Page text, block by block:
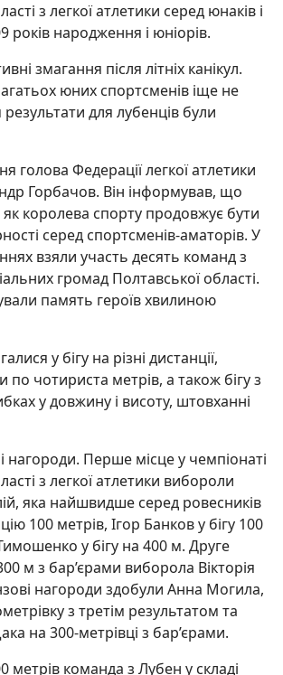
з легкої атлетики серед юнаків і
років народження і юніорів.
змагання після літніх канікул.
юних спортсменів іще не
для лубенців були
голова Федерації легкої атлетики
Горбачов. Він інформував, що
як королева спорту продовжує бути
серед спортсменів-аматорів. У
взяли участь десять команд з
громад Полтавської області.
память героїв хвилиною
у бігу на різні дистанції,
по чотириста метрів, а також бігу з
у довжину і висоту, штовханні
нагороди. Перше місце у чемпіонаті
з легкої атлетики вибороли
яка найшвидше серед ровесників
100 метрів, Ігор Банков у бігу 100
у бігу на 400 м. Друге
м з бар’єрами виборола Вікторія
нагороди здобули Анна Могила,
з третім результатом та
на 300-метрівці з бар’єрами.
метрів команда з Лубен у складі